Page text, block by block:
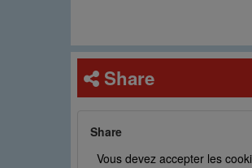
Share
Share
Vous devez accepter les